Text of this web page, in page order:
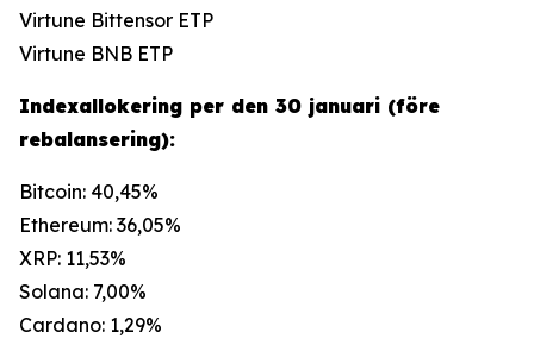
Virtune Bittensor ETP
Virtune BNB ETP
Indexallokering per den 30 januari (före
rebalansering):
Bitcoin: 40,45%
Ethereum: 36,05%
XRP: 11,53%
Solana: 7,00%
Cardano: 1,29%